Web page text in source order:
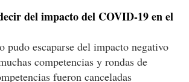
del impacto del COVID-19 en el
pudo escaparse del impacto negativo
competencias y rondas de
fueron canceladas